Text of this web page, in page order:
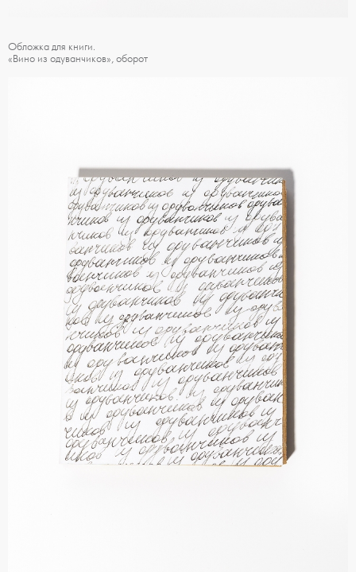
Обложка для книги.
«Вино из одуванчиков», оборот